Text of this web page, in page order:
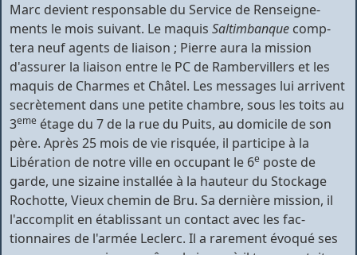
Marc devient responsable du Service de Renseigne­
ments le mois suivant. Le maquis Saltimbanque comp­
tera neuf agents de liaison ; Pierre aura la mission
d'assurer la liaison entre le PC de Rambervillers et les
maquis de Charmes et Châtel. Les messages lui arri­vent
secrètement dans une petite chambre, sous les toits au
3eme étage du 7 de la rue du Puits, au domicile de son
père. Après 25 mois de vie risquée, il participe à la
Libération de notre ville en occupant le 6e poste de
garde, une sizaine installée à la hauteur du Stockage
Rochotte, Vieux chemin de Bru. Sa dernière mission, il
l'accomplit en établissant un contact avec les fac­
tionnaires de l'armée Leclerc. Il a rarement évoqué ses